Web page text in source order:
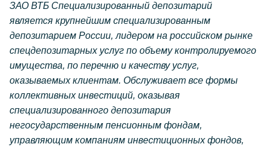
ЗАО ВТБ Специализированный депозитарий
является крупнейшим специализированным
депозитарием России, лидером на российском рынке
спецдепозитарных услуг по объему контролируемого
имущества, по перечню и качеству услуг,
оказываемых клиентам. Обслуживает все формы
коллективных инвестиций, оказывая
специализированного депозитария
негосударственным пенсионным фондам,
управляющим компаниям инвестиционных фондов,